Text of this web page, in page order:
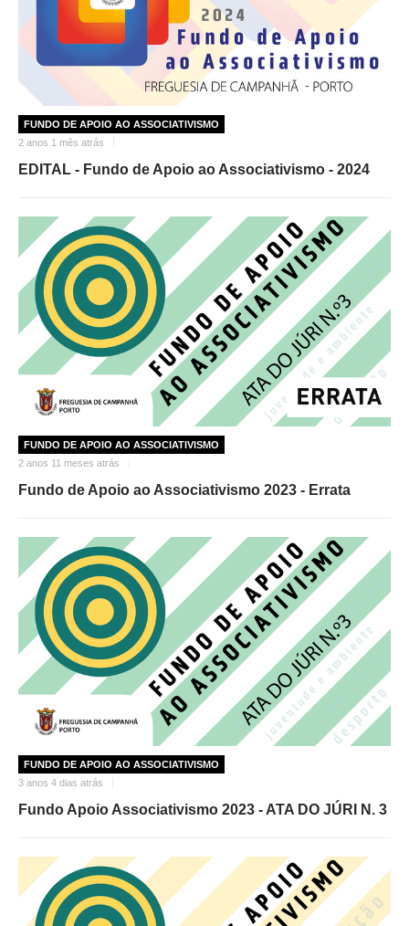
FUNDO DE APOIO AO ASSOCIATIVISMO
2 anos 1 mês atrás
EDITAL - Fundo de Apoio ao Associativismo - 2024
FUNDO DE APOIO AO ASSOCIATIVISMO
2 anos 11 meses atrás
Fundo de Apoio ao Associativismo 2023 - Errata
FUNDO DE APOIO AO ASSOCIATIVISMO
3 anos 4 dias atrás
Fundo Apoio Associativismo 2023 - ATA DO JÚRI N. 3